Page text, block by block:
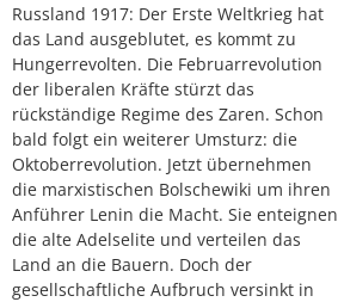
Russland 1917: Der Erste Weltkrieg hat
das Land ausgeblutet, es kommt zu
Hungerrevolten. Die Februarrevolution
der liberalen Kräfte stürzt das
rückständige Regime des Zaren. Schon
bald folgt ein weiterer Umsturz: die
Oktoberrevolution. Jetzt übernehmen
die marxistischen Bolschewiki um ihren
Anführer Lenin die Macht. Sie enteignen
die alte Adelselite und verteilen das
Land an die Bauern. Doch der
gesellschaftliche Aufbruch versinkt in